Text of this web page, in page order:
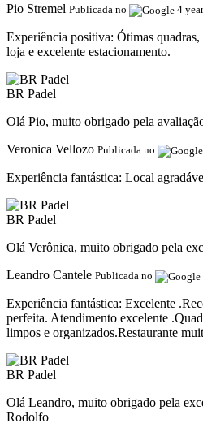
Pio Stremel Publicada no 4
Experiência positiva: Ótimas
loja e excelente estacionamento.
BR Padel
Olá Pio, muito obrigado pela
Veronica Vellozo Publicada no
Experiência fantástica: Local
BR Padel
Olá Verônica, muito obrigado pela
Leandro Cantele Publicada no
Experiência fantástica: Excelente
perfeita. Atendimento excelente
limpos e organizados.Restaurante
BR Padel
Olá Leandro, muito obrigado pela
Rodolfo